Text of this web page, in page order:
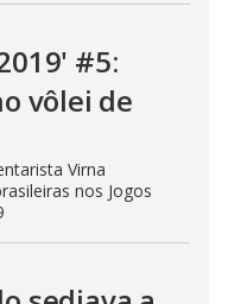
#5:
vôlei de
Virna
nos Jogos